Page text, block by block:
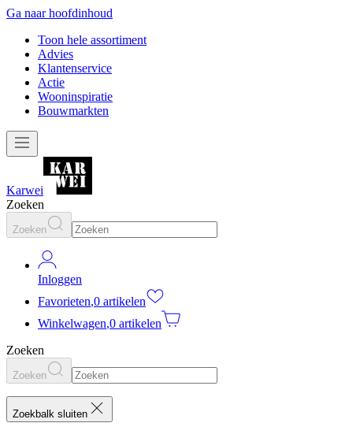
Ga naar hoofdinhoud
Toon hele assortiment
Advies
Klantenservice
Actie
Wooninspiratie
Bouwmarkten
Karwei
Zoeken
Zoeken
Inloggen
Favorieten,0 artikelen
Winkelwagen,0 artikelen
Zoeken
Zoeken
Zoekbalk sluiten